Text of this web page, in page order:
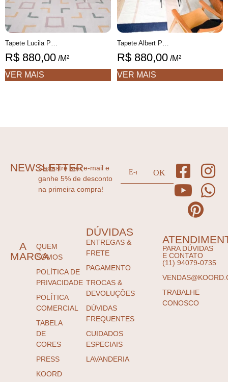
R$ 880,00 /M²
VER MAIS
R$ 880,00 /M²
VER MAIS
NEWSLETTER
Cadastre seu e-mail e
ganhe 5% de desconto
na primeira compra!
A
MARCA
QUEM
SOMOS
POLÍTICA DE
PRIVACIDADE
POLÍTICA
COMERCIAL
TABELA
DE
CORES
PRESS
KOORD
DÚVIDAS
ENTREGAS &
FRETE
PAGAMENTO
TROCAS &
DEVOLUÇÕES
DÚVIDAS
FREQUENTES
CUIDADOS
ESPECIAIS
LAVANDERIA
PARA DÚVIDAS
E CONTATO
(11) 94079-0735
TRABALHE
CONOSCO